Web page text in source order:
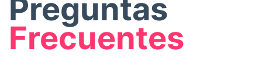
Preguntas
Frecuentes